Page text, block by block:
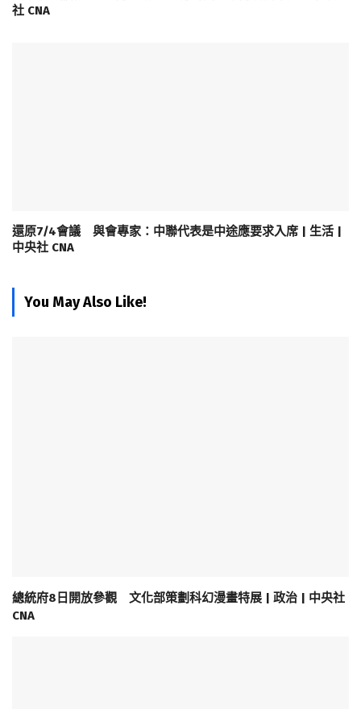
社 CNA
還原7/4會議 與會專家：中聯代表是中途應要求入席 | 生活 |
中央社 CNA
You May Also Like!
總統府8日開放參觀 文化部策劃科幻漫畫特展 | 政治 | 中央社
CNA